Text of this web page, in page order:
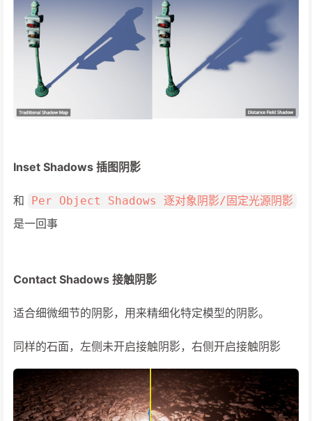
Inset Shadows 插图阴影
和 Per Object Shadows 逐对象阴影/固定光源阴影
是一回事
Contact Shadows 接触阴影
适合细微细节的阴影，用来精细化特定模型的阴影。
同样的石面，左侧未开启接触阴影，右侧开启接触阴影